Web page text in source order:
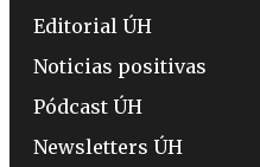
Editorial ÚH
Noticias positivas
Pódcast ÚH
Newsletters ÚH